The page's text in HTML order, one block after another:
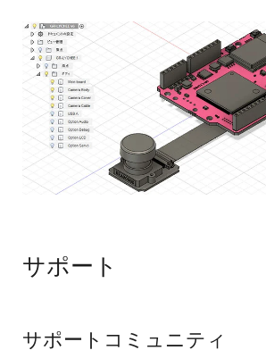
サポート
サポートコミュニティ